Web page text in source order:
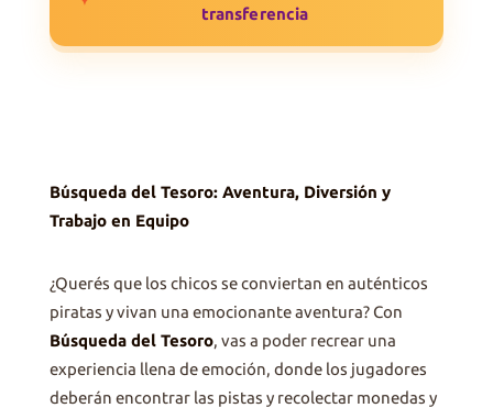
transferencia
Búsqueda del Tesoro: Aventura, Diversión y
Trabajo en Equipo
¿Querés que los chicos se conviertan en auténticos
piratas y vivan una emocionante aventura? Con
Búsqueda del Tesoro, vas a poder recrear una
experiencia llena de emoción, donde los jugadores
deberán encontrar las pistas y recolectar monedas y